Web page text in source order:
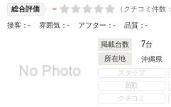
総合評価 - （クチコミ件数：
接客：- 雰囲気：- アフター：- 品質：-
掲載台数 7台
所在地
沖縄県
スタッフ
買取
クチコミ